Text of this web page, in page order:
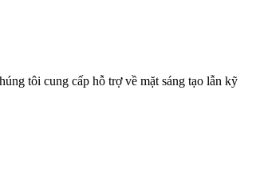
tôi cung cấp hỗ trợ về mặt sáng tạo lẫn kỹ